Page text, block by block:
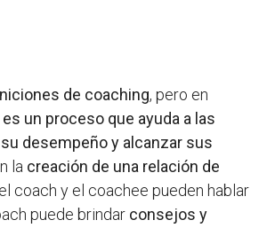
de coaching, pero en
un proceso que ayuda a las
desempeño y alcanzar sus
la creación de una relación de
coach y el coachee pueden hablar
puede brindar consejos y